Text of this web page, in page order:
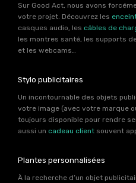
Sur Good Act, nous avons
votre projet. Découvrez les
casques audio, les câbles de
les montres santé, les supports
et les webcams…
Stylo publicitaires
Un incontournable des objets
votre image (avec votre marque
toujours disponible pour rendre
aussi un cadeau client souvent
Plantes personnalisées
À la recherche d’un objet